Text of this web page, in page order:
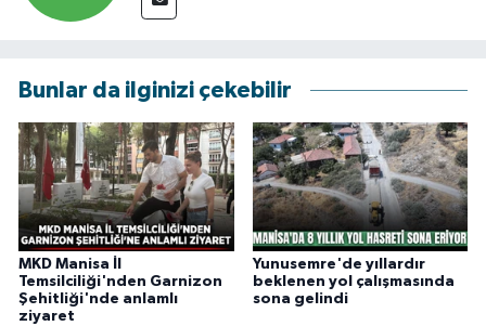
Bunlar da ilginizi çekebilir
MKD Manisa İl
Temsilciliği'nden Garnizon
Şehitliği'nde anlamlı
ziyaret
Yunusemre'de yıllardır
beklenen yol çalışmasında
sona gelindi